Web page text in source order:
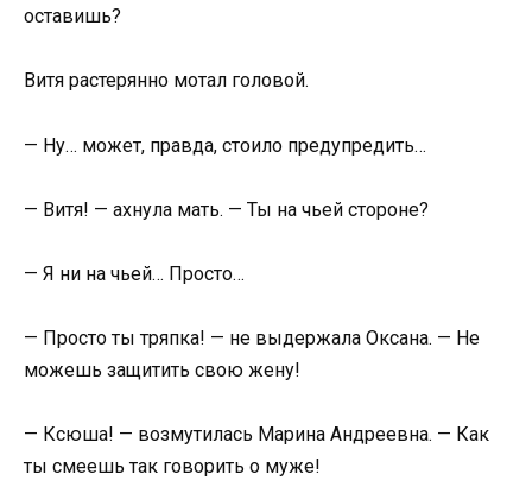
оставишь?
Витя растерянно мотал головой.
— Ну… может, правда, стоило предупредить…
— Витя! — ахнула мать. — Ты на чьей стороне?
— Я ни на чьей… Просто…
— Просто ты тряпка! — не выдержала Оксана. — Не
можешь защитить свою жену!
— Ксюша! — возмутилась Марина Андреевна. — Как
ты смеешь так говорить о муже!